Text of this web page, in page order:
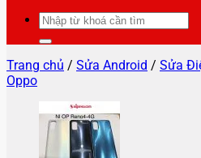
Tìm
kiếm:
Trang chủ / Sửa Android / Sửa
Oppo